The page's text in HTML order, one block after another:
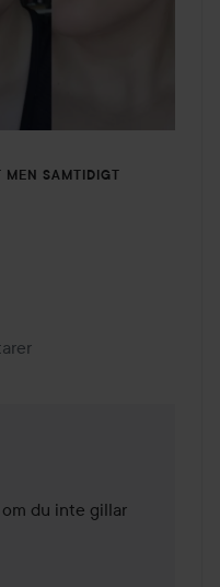
MEN SAMTIDIGT
3 år
du inte gillar